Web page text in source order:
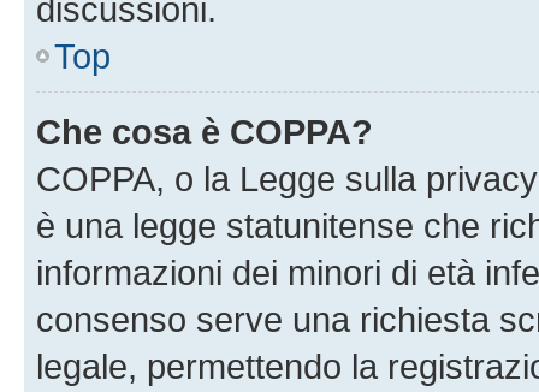
discussioni.
Top
Che cosa è COPPA?
COPPA, o la Legge sulla
è una legge statunitense che
informazioni dei minori di età
consenso serve una richiesta
legale, permettendo la